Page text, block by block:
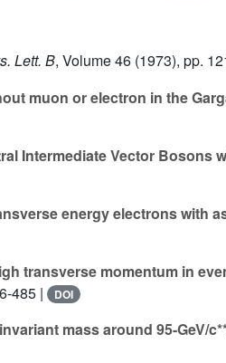
Lett. B, Volume 46 (1973), pp.
muon or electron in the
Intermediate Vector Bosons
energy electrons with
transverse momentum in
485 | DOI
mass around 95-GeV/